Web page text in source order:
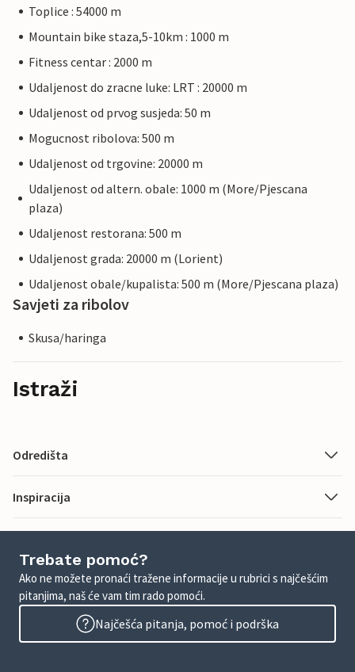
Toplice : 54000 m
Mountain bike staza,5-10km : 1000 m
Fitness centar : 2000 m
Udaljenost do zracne luke: LRT : 20000 m
Udaljenost od prvog susjeda: 50 m
Mogucnost ribolova: 500 m
Udaljenost od trgovine: 20000 m
Udaljenost od altern. obale: 1000 m (More/Pjescana
plaza)
Udaljenost restorana: 500 m
Udaljenost grada: 20000 m (Lorient)
Udaljenost obale/kupalista: 500 m (More/Pjescana plaza)
Savjeti za ribolov
Skusa/haringa
Istraži
Odredišta
Inspiracija
Trebate pomoć?
Ako ne možete pronaći tražene informacije u rubrici s najčešćim
pitanjima, naš će vam tim rado pomoći.
Najčešća pitanja, pomoć i podrška